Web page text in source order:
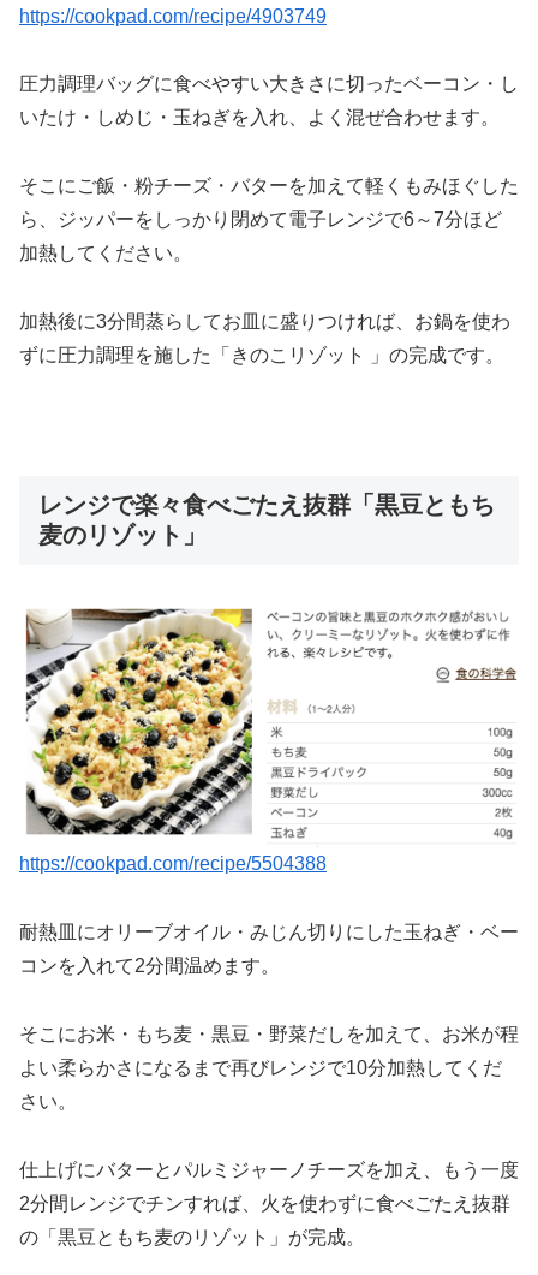
https://cookpad.com/recipe/4903749
圧力調理バッグに食べやすい大きさに切ったベーコン・し
いたけ・しめじ・玉ねぎを入れ、よく混ぜ合わせます。
そこにご飯・粉チーズ・バターを加えて軽くもみほぐした
ら、ジッパーをしっかり閉めて電子レンジで6～7分ほど
加熱してください。
加熱後に3分間蒸らしてお皿に盛りつければ、お鍋を使わ
ずに圧力調理を施した「きのこリゾット 」の完成です。
レンジで楽々食べごたえ抜群「黒豆ともち
麦のリゾット」
https://cookpad.com/recipe/5504388
耐熱皿にオリーブオイル・みじん切りにした玉ねぎ・ベー
コンを入れて2分間温めます。
そこにお米・もち麦・黒豆・野菜だしを加えて、お米が程
よい柔らかさになるまで再びレンジで10分加熱してくだ
さい。
仕上げにバターとパルミジャーノチーズを加え、もう一度
2分間レンジでチンすれば、火を使わずに食べごたえ抜群
の「黒豆ともち麦のリゾット」が完成。